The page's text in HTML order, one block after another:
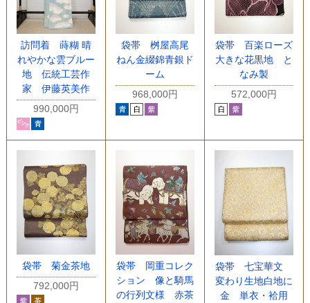
訪問着 蒔糊 晴
れやかな雲ブルー
地 伝統工芸作
家 伊藤英美作
990,000円
袋帯 桝屋高尾
ねん金綴錦青銀ド
ーム
968,000円
袋帯 百楽ローズ
大きな花黒地 と
なみ製
572,000円
袋帯 菊金茶地
792,000円
袋帯 岡重コレク
ション 像と騎馬
の行列文様 赤茶
袋帯 七宝華文
変わり生地白地に
金 単衣・袷用